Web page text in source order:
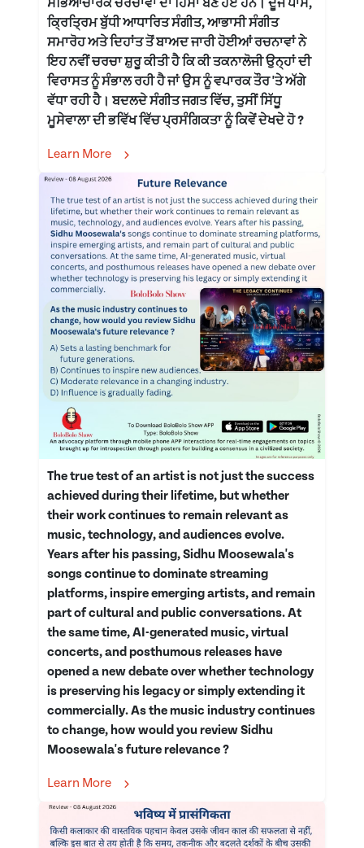
ਸੱਭਿਆਚਾਰਕ ਚਰਚਾਵਾਂ ਦਾ ਹਿੱਸਾ ਬਣੇ ਹੋਏ ਹਨ। ਦੂਜੇ ਪਾਸੇ,
ਕ੍ਰਿਤ੍ਰਿਮ ਬੁੱਧੀ ਆਧਾਰਿਤ ਸੰਗੀਤ, ਆਭਾਸੀ ਸੰਗੀਤ
ਸਮਾਰੋਹ ਅਤੇ ਦਿਹਾਂਤ ਤੋਂ ਬਾਅਦ ਜਾਰੀ ਹੋਈਆਂ ਰਚਨਾਵਾਂ ਨੇ
ਇਹ ਨਵੀਂ ਚਰਚਾ ਸ਼ੁਰੂ ਕੀਤੀ ਹੈ ਕਿ ਕੀ ਤਕਨਾਲੋਜੀ ਉਨ੍ਹਾਂ ਦੀ
ਵਿਰਾਸਤ ਨੂੰ ਸੰਭਾਲ ਰਹੀ ਹੈ ਜਾਂ ਉਸ ਨੂੰ ਵਪਾਰਕ ਤੌਰ 'ਤੇ ਅੱਗੇ
ਵੱਧਾ ਰਹੀ ਹੈ। ਬਦਲਦੇ ਸੰਗੀਤ ਜਗਤ ਵਿੱਚ, ਤੁਸੀਂ ਸਿੱਧੂ
ਮੂਸੇਵਾਲਾ ਦੀ ਭਵਿੱਖ ਵਿੱਚ ਪ੍ਰਸੰਗਿਕਤਾ ਨੂੰ ਕਿਵੇਂ ਦੇਖਦੇ ਹੋ ?
Learn More
The true test of an artist is not just the success
achieved during their lifetime, but whether
their work continues to remain relevant as
music, technology, and audiences evolve.
Years after his passing, Sidhu Moosewala's
songs continue to dominate streaming
platforms, inspire emerging artists, and remain
part of cultural and public conversations. At
the same time, AI-generated music, virtual
concerts, and posthumous releases have
opened a new debate over whether technology
is preserving his legacy or simply extending it
commercially. As the music industry continues
to change, how would you review Sidhu
Moosewala's future relevance ?
Learn More